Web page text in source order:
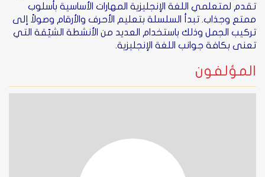
تقدم لمتعلمي اللغة الإنجليزية المهارات الأساسية بأسلوب
ممتع وجذاب. تبدأ السلسلة بتعليم الأحرف والأرقام وصولاً إلى
تركيب الجمل وذلك باستخدام العديد من الأنشطة الشيّقة التي
تعنى بكافة جوانب اللغة الإنجليزية.
المؤلفون